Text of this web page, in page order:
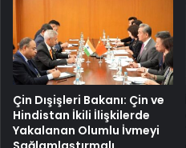
Çin Dışişleri Bakanı: Çin ve
Hindistan İkili İlişkilerde
Yakalanan Olumlu İvmeyi